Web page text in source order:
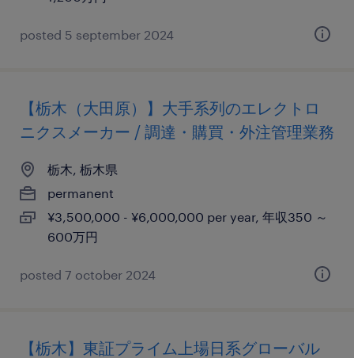
posted 5 september 2024
【栃木（大田原）】大手系列のエレクトロ
ニクスメーカー / 調達・購買・外注管理業務
栃木, 栃木県
permanent
¥3,500,000 - ¥6,000,000 per year, 年収350 ～
600万円
posted 7 october 2024
【栃木】東証プライム上場日系グローバル